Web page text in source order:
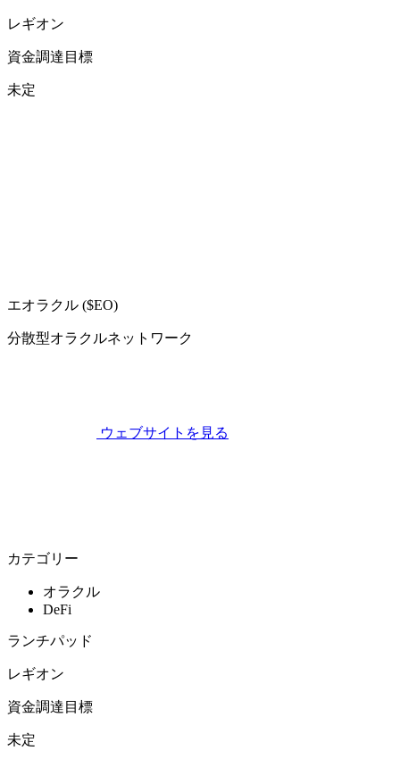
レギオン
資金調達目標
未定
エオラクル ($EO)
分散型オラクルネットワーク
ウェブサイトを見る
カテゴリー
オラクル
DeFi
ランチパッド
レギオン
資金調達目標
未定